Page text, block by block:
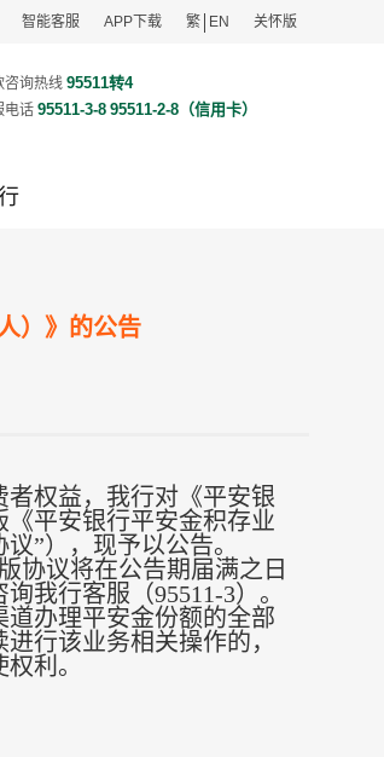
智能客服 APP下载 繁 EN 关怀版
咨询热线 95511转4
电话 95511-3-8 95511-2-8（信用卡）
）》的公告
权益，我行对《平安银
平安银行平安金积存业
”），现予以公告。
协议将在公告期届满之日
我行客服（95511-3）。
办理平安金份额的全部
行该业务相关操作的，
利。